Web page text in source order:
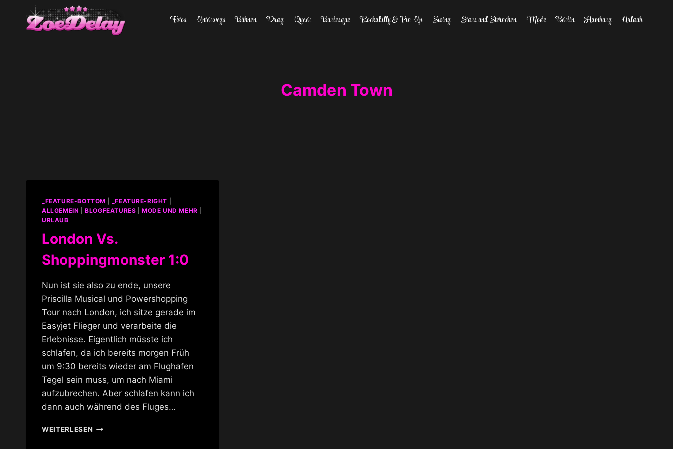
springen
Fotos Unterwegs Bühnen Drag Queer Burlesque Rockabilly & Pin-Up Swing Stars und Sternchen Mode Berlin Hamburg Urlaub
Camden Town
_FEATURE-BOTTOM _FEATURE-RIGHT
ALLGEMEIN |BLOGFEATURES |MODE UND MEHR
URLAUB
London Vs.
Shoppingmonster 1:0
Nun ist sie also zu ende, unsere
Priscilla Musical und Powershopping
Tour nach London, ich sitze gerade im
Easyjet Flieger und verarbeite die
Erlebnisse. Eigentlich müsste ich
schlafen, da ich bereits morgen Früh
um 9:30 bereits wieder am Flughafen
Tegel sein muss, um nach Miami
aufzubrechen. Aber schlafen kann ich
dann auch während des Fluges…
WEITERLESENLONDON